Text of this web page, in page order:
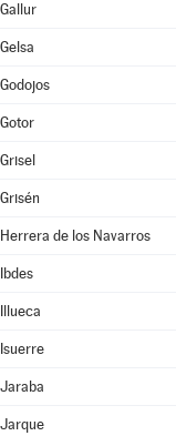
Gallur
Gelsa
Godojos
Gotor
Grisel
Grisén
Herrera de los Navarros
Ibdes
Illueca
Isuerre
Jaraba
Jarque